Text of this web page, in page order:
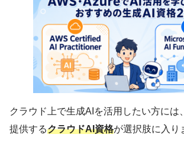
クラウド上で生成AIを活用したい方には
提供するクラウドAI資格が選択肢に入り